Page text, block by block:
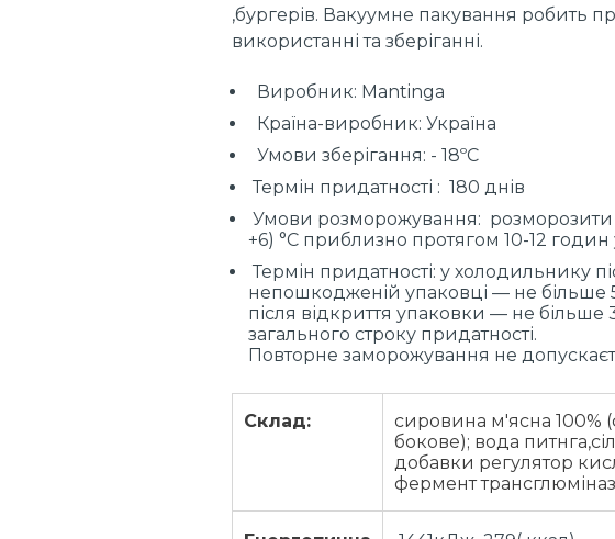
,бургерів. Вакуумне пакування робить
використанні та зберіганні.
Виробник: Mantinga
Країна-виробник: Україна
Умови зберігання: - 18ºС
Термін придатності : 180 днів
Умови розморожування: розморозити
+6) °C приблизно протягом 10-12 годин
Термін придатності: у холодильнику
непошкодженій упаковці — не більше
після відкриття упаковки — не більше
загального строку придатності.
Повторне заморожування не
Склад:
сировина м'ясна 100%
бокове); вода
добавки регулятор
фермент